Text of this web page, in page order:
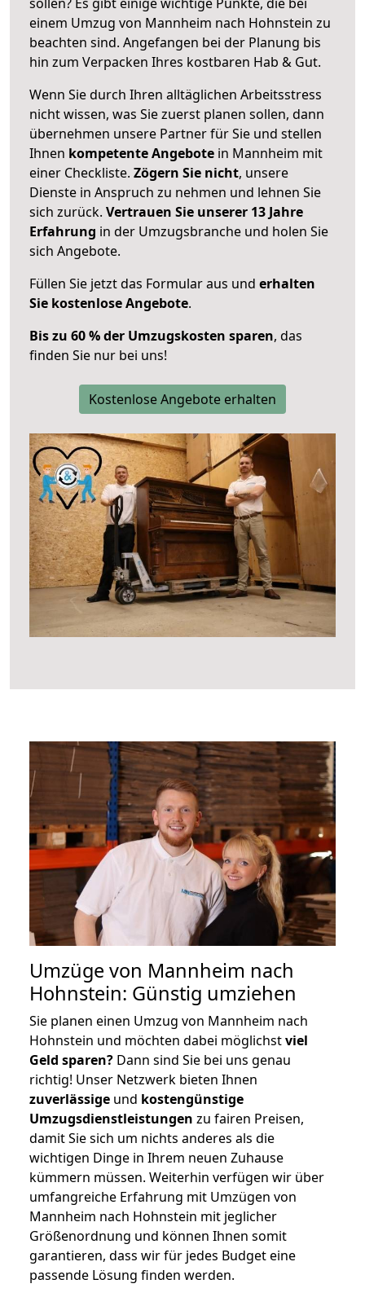
einem Umzug von Mannheim nach Hohnstein zu
beachten sind. Angefangen bei der Planung bis
hin zum Verpacken Ihres kostbaren Hab & Gut.
Wenn Sie durch Ihren alltäglichen Arbeitsstress
nicht wissen, was Sie zuerst planen sollen, dann
übernehmen unsere Partner für Sie und stellen
Ihnen kompetente Angebote in Mannheim mit
einer Checkliste. Zögern Sie nicht, unsere
Dienste in Anspruch zu nehmen und lehnen Sie
sich zurück. Vertrauen Sie unserer 13 Jahre
Erfahrung in der Umzugsbranche und holen Sie
sich Angebote.
Füllen Sie jetzt das Formular aus und erhalten
Sie kostenlose Angebote.
Bis zu 60 % der Umzugskosten sparen, das
finden Sie nur bei uns!
Kostenlose Angebote erhalten
Umzüge von Mannheim nach
Hohnstein: Günstig umziehen
Sie planen einen Umzug von Mannheim nach
Hohnstein und möchten dabei möglichstviel
Geld sparen? Dann sind Sie bei uns genau
richtig! Unser Netzwerk bieten Ihnen
zuverlässige und kostengünstige
Umzugsdienstleistungen zu fairen Preisen,
damit Sie sich um nichts anderes als die
wichtigen Dinge in Ihrem neuen Zuhause
kümmern müssen. Weiterhin verfügen wir über
umfangreiche Erfahrung mit Umzügen von
Mannheim nach Hohnstein mit jeglicher
Größenordnung und können Ihnen somit
garantieren, dass wir für jedes Budget eine
passende Lösung finden werden.